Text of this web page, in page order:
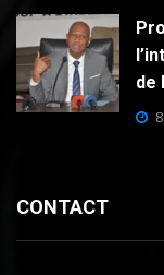
de
CONTACT